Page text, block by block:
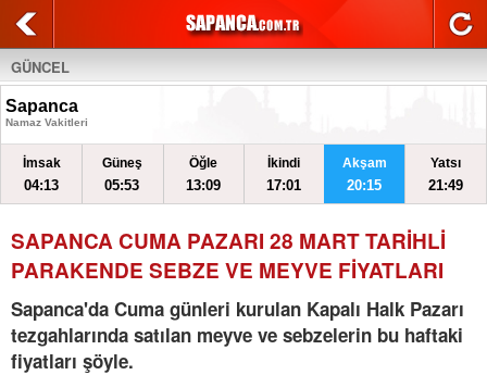
GÜNCEL
Sapanca
Namaz Vakitleri
İmsak
04:13
Güneş
05:53
Öğle
13:09
İkindi
17:01
Akşam
20:15
Yatsı
21:49
SAPANCA CUMA PAZARI 28 MART TARİHLİ
PARAKENDE SEBZE VE MEYVE FİYATLARI
Sapanca'da Cuma günleri kurulan Kapalı Halk Pazarı
tezgahlarında satılan meyve ve sebzelerin bu haftaki
fiyatları şöyle.